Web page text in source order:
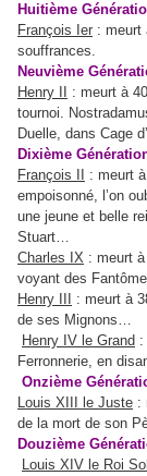
Huitième
François Ier : meurt
souffrances.
Neuvième
Henry II
: meurt à
tournoi.
Duelle, dans Cage
Dixième
François II
: meurt
empoisonné, l’on
une jeune et belle
Stuart…
Charles IX : meurt
voyant des
Henry III
: meurt à
de ses Mignons…
Henry IV le Grand :
Ferronnerie, en
Onzième
Louis XIII le Juste :
de la mort de son
Douzième
Louis XIV le Roi